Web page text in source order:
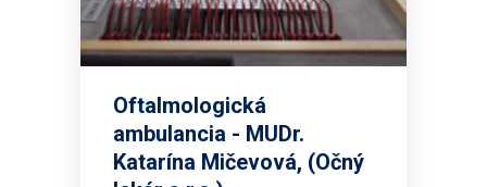
Oftalmologická
ambulancia - MUDr.
Katarína Mičevová, (Očný